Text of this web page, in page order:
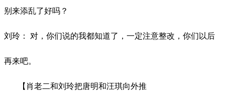
别来添乱了好吗？
刘玲： 对，你们说的我都知道了，一定注意整改，你们以后
再来吧。
【肖老二和刘玲把唐明和汪琪向外推